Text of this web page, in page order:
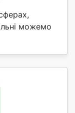
можемо